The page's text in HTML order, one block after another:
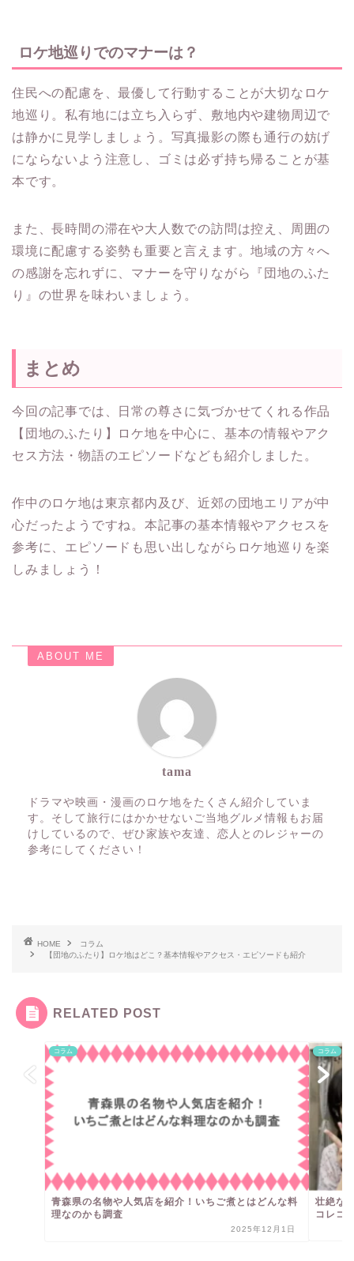
ロケ地巡りでのマナーは？
住民への配慮を、最優して行動することが大切なロケ
地巡り。私有地には立ち入らず、敷地内や建物周辺で
は静かに見学しましょう。写真撮影の際も通行の妨げ
にならないよう注意し、ゴミは必ず持ち帰ることが基
本です。
また、長時間の滞在や大人数での訪問は控え、周囲の
環境に配慮する姿勢も重要と言えます。地域の方々へ
の感謝を忘れずに、マナーを守りながら『団地のふた
り』の世界を味わいましょう。
まとめ
今回の記事では、日常の尊さに気づかせてくれる作品
【団地のふたり】ロケ地を中心に、基本の情報やアク
セス方法・物語のエピソードなども紹介しました。
作中のロケ地は東京都内及び、近郊の団地エリアが中
心だったようですね。本記事の基本情報やアクセスを
参考に、エピソードも思い出しながらロケ地巡りを楽
しみましょう！
ABOUT ME
tama
ドラマや映画・漫画のロケ地をたくさん紹介していま
す。そして旅行にはかかせないご当地グルメ情報もお届
けしているので、ぜひ家族や友達、恋人とのレジャーの
参考にしてください！
HOME
コラム
【団地のふたり】ロケ地はどこ？基本情報やアクセス・エピソードも紹介
RELATED POST
コラム
青森県の名物や人気店を紹介！いちご煮とはどんな料
理なのかも調査
2025年12月1日
コラム
壮絶な
コレコ